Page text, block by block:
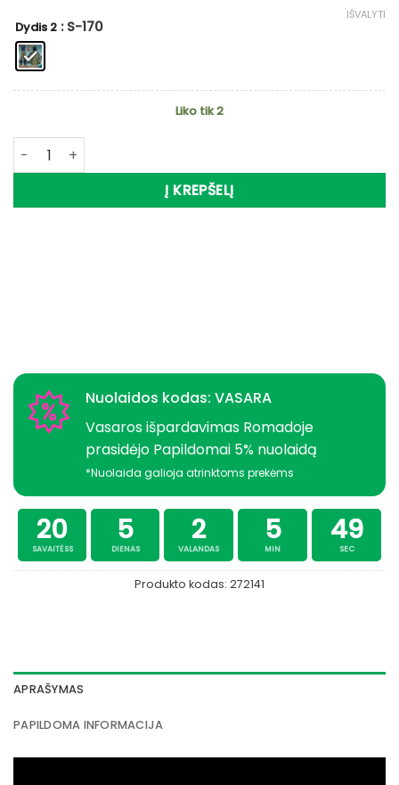
Dydis 2 : S-170
IŠVALYTI
Liko tik 2
produkto kiekis: Kostiumas Neskęstantis GRAFF FLOAT
Į KREPŠELĮ
Nuolaidos kodas: VASARA
Vasaros išpardavimas Romadoje
prasidėjo Papildomai 5% nuolaidą
*Nuolaida galioja atrinktoms prekėms
20
SAVAITĖSS
5
DIENAS
2
VALANDAS
5
MIN
48
SEC
Produkto kodas: 272141
APRAŠYMAS
PAPILDOMA INFORMACIJA